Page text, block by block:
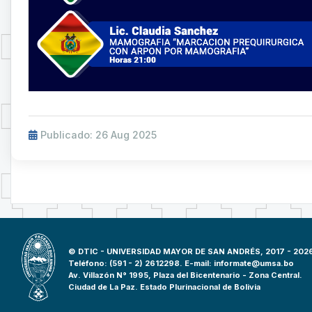
Publicado: 26 Aug 2025
© DTIC - UNIVERSIDAD MAYOR DE SAN ANDRÉS, 2017 -
Teléfono: (591 - 2) 2612298. E-mail: informate@umsa.bo
Av. Villazón N° 1995, Plaza del Bicentenario - Zona Central.
Ciudad de La Paz. Estado Plurinacional de Bolivia